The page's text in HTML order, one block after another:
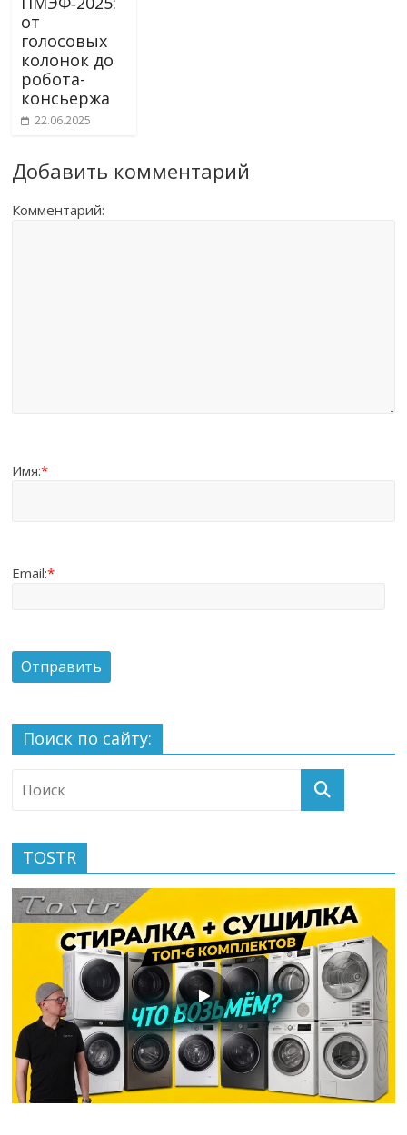
от
голосовых
колонок до
робота-
консьержа
22.06.2025
Добавить комментарий
Комментарий:
Имя:*
Email:*
Поиск по сайту:
TOSTR